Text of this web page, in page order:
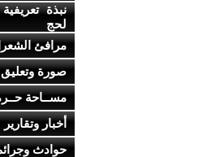
نبذة
لحج
مرافئ
صورة وتعليق
مســاحة
أخبار وتقارير
حوادث